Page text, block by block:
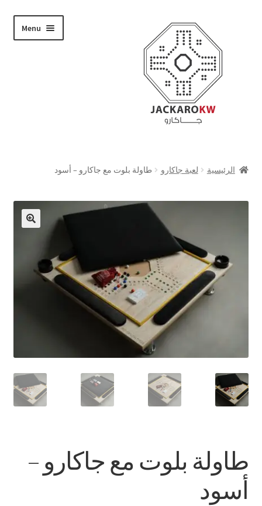
navigation
content
Menu
تواصل معنا
الرئيسية لعبة جاكارو طاولة بلوت مع جاكارو – أسود
طاولة بلوت مع جاكارو –
أسود